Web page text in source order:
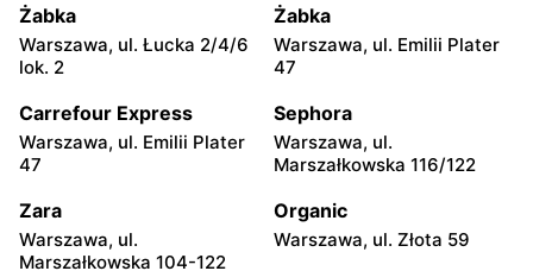
moje sklepy
Jadachy, ul. Jadachy 111
moje sklepy
Jeżowe, ul. Zalesie 77
Kazimierza Wielka, ul.
Kolejowa 15
Kamień, ul. Błonie 23
Górki, ul. Górki 71
Gumniska, ul. Gumniska
157C
Żabka
Warszawa, ul. Łucka 2/4/6
lok. 2
Żabka
Warszawa, ul. Emilii Plater
47
Carrefour Express
Warszawa, ul. Emilii Plater
47
Sephora
Warszawa, ul.
Marszałkowska 116/122
Zara
Warszawa, ul.
Marszałkowska 104-122
Organic
Warszawa, ul. Złota 59